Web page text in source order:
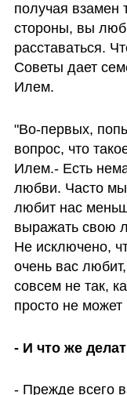
получая взамен
стороны, вы
расставаться.
Советы дает
Илем.
"Во-первых,
вопрос, что
Илем.- Есть
любви. Часто мы
любит нас
выражать свою
Не исключено,
очень вас
совсем не так,
просто не
- И что же
- Прежде всего